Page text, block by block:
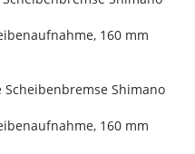
160 mm
Shimano
160 mm